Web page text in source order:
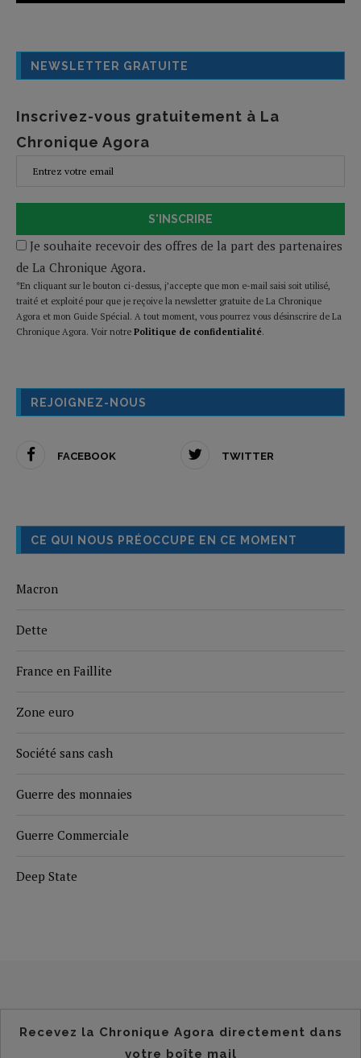
NEWSLETTER GRATUITE
Inscrivez-vous gratuitement à La
Chronique Agora
S'INSCRIRE
Je souhaite recevoir des offres de la part des partenaires
de La Chronique Agora.
*En cliquant sur le bouton ci-dessus, j’accepte que mon e-mail saisi soit utilisé,
traité et exploité pour que je reçoive la newsletter gratuite de La Chronique
Agora et mon Guide Spécial. A tout moment, vous pourrez vous désinscrire de La
Chronique Agora. Voir notre Politique de confidentialité.
REJOIGNEZ-NOUS
FACEBOOK TWITTER
CE QUI NOUS PRÉOCCUPE EN CE MOMENT
Macron
Dette
France en Faillite
Zone euro
Société sans cash
Guerre des monnaies
Guerre Commerciale
Deep State
Recevez la Chronique Agora directement dans
votre boîte mail